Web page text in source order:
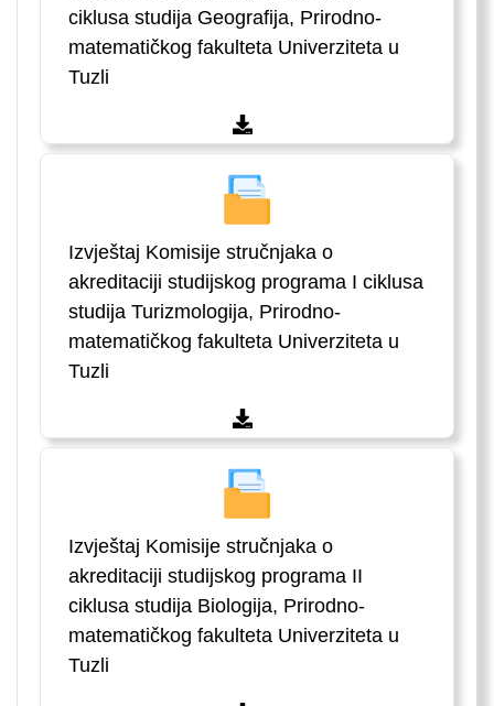
ciklusa studija Geografija, Prirodno-
matematičkog fakulteta Univerziteta u
Tuzli
Izvještaj Komisije stručnjaka o
akreditaciji studijskog programa I ciklusa
studija Turizmologija, Prirodno-
matematičkog fakulteta Univerziteta u
Tuzli
Izvještaj Komisije stručnjaka o
akreditaciji studijskog programa II
ciklusa studija Biologija, Prirodno-
matematičkog fakulteta Univerziteta u
Tuzli